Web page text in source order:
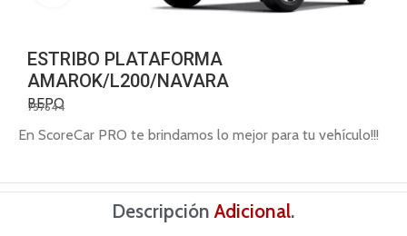
ESTRIBO PLATAFORMA
AMAROK/L200/NAVARA
BEPO
757644
En ScoreCar PRO te brindamos lo mejor para tu vehículo!!!
DescripciónAdicional.